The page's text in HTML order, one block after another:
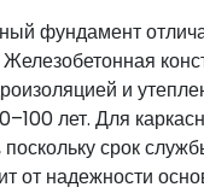
фундамент
и
лет. Для
срок
от надежности